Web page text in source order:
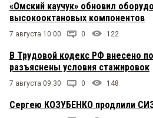
«Омский каучук» обновил
высокооктановых компонентов
7 августа 10:00 0 122
В Трудовой кодекс РФ внесено
разъяснены условия стажировок
7 августа 09:30 0 148
Сергею КОЗУБЕНКО продлили